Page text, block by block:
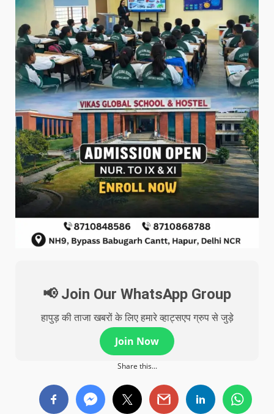
📢 Join Our WhatsApp Group
हापुड़ की ताजा खबरों के लिए हमारे व्हाट्सएप ग्रुप से जुड़े
Join Now
Share this...